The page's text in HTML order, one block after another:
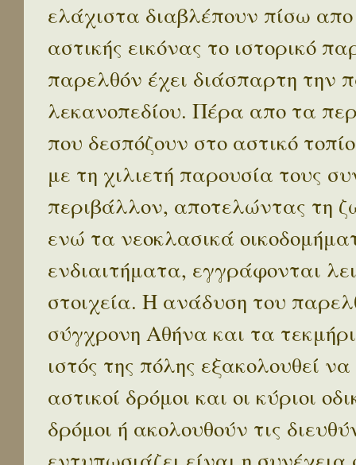
ελάχιστα διαβλέπουν πίσω
αστικής εικόνας το ιστορικό
παρελθόν έχει διάσπαρτη την
λεκανοπεδίου. Πέρα απο τα
που δεσπόζουν στο αστικό
με τη χιλιετή παρουσία τους
περιβάλλον, αποτελώντας τη
ενώ τα νεοκλασικά
ενδιαιτήματα, εγγράφονται
στοιχεία. Η ανάδυση του
σύγχρονη Αθήνα και τα
ιστός της πόλης εξακολουθεί
αστικοί δρόμοι και οι κύριοι
δρόμοι ή ακολουθούν τις